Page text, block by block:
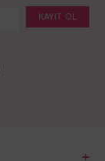
KAYIT OL